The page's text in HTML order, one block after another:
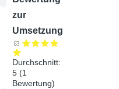
zur
Umsetzung
Durchschnitt:
5 (1
Bewertung)